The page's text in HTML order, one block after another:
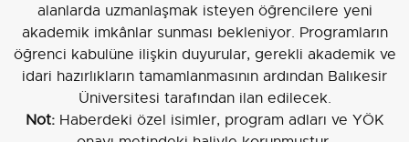
alanlarda uzmanlaşmak isteyen öğrencilere yeni
akademik imkânlar sunması bekleniyor. Programların
öğrenci kabulüne ilişkin duyurular, gerekli akademik ve
idari hazırlıkların tamamlanmasının ardından Balıkesir
Üniversitesi tarafından ilan edilecek.
Not:Haberdeki özel isimler, program adları ve YÖK